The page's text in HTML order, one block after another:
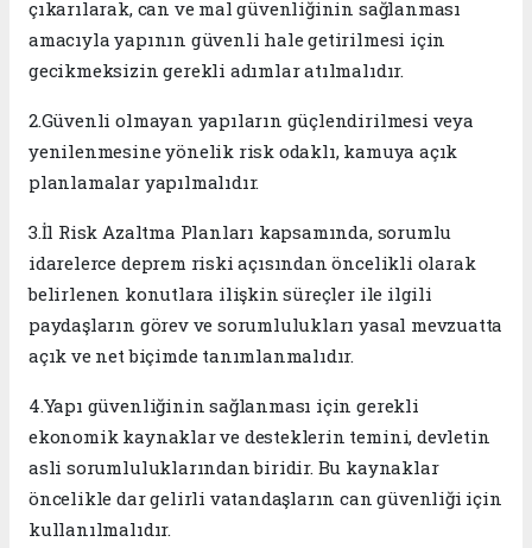
çıkarılarak, can ve mal güvenliğinin sağlanması
amacıyla yapının güvenli hale getirilmesi için
gecikmeksizin gerekli adımlar atılmalıdır.
2.Güvenli olmayan yapıların güçlendirilmesi veya
yenilenmesine yönelik risk odaklı, kamuya açık
planlamalar yapılmalıdır.
3.İl Risk Azaltma Planları kapsamında, sorumlu
idarelerce deprem riski açısından öncelikli olarak
belirlenen konutlara ilişkin süreçler ile ilgili
paydaşların görev ve sorumlulukları yasal mevzuatta
açık ve net biçimde tanımlanmalıdır.
4.Yapı güvenliğinin sağlanması için gerekli
ekonomik kaynaklar ve desteklerin temini, devletin
asli sorumluluklarından biridir. Bu kaynaklar
öncelikle dar gelirli vatandaşların can güvenliği için
kullanılmalıdır.